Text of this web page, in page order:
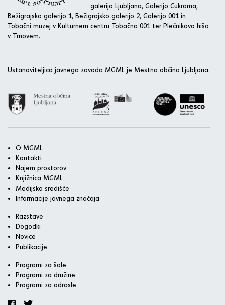
galerijo Ljubljana, Galerijo Cukrarna,
Bežigrajsko galerijo 1, Bežigrajsko galerijo 2, Galerijo 001 in
Tobačni muzej v Kulturnem centru Tobačna 001 ter Plečnikovo hišo
v Trnovem.
Ustanoviteljica javnega zavoda MGML je Mestna občina Ljubljana.
O MGML
Kontakti
Najem prostorov
Knjižnica MGML
Medijsko središče
Informacije javnega značaja
Razstave
Dogodki
Novice
Publikacije
Programi za šole
Programi za družine
Programi za odrasle